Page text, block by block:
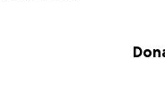
Este mes de agosto